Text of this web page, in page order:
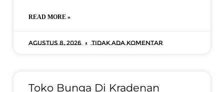
READ MORE »
Agustus 8, 2026 Tidak ada komentar
Toko Bunga Di Kradenan